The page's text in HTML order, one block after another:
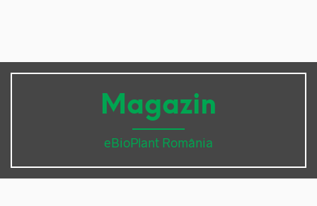
Magazin
eBioPlant România